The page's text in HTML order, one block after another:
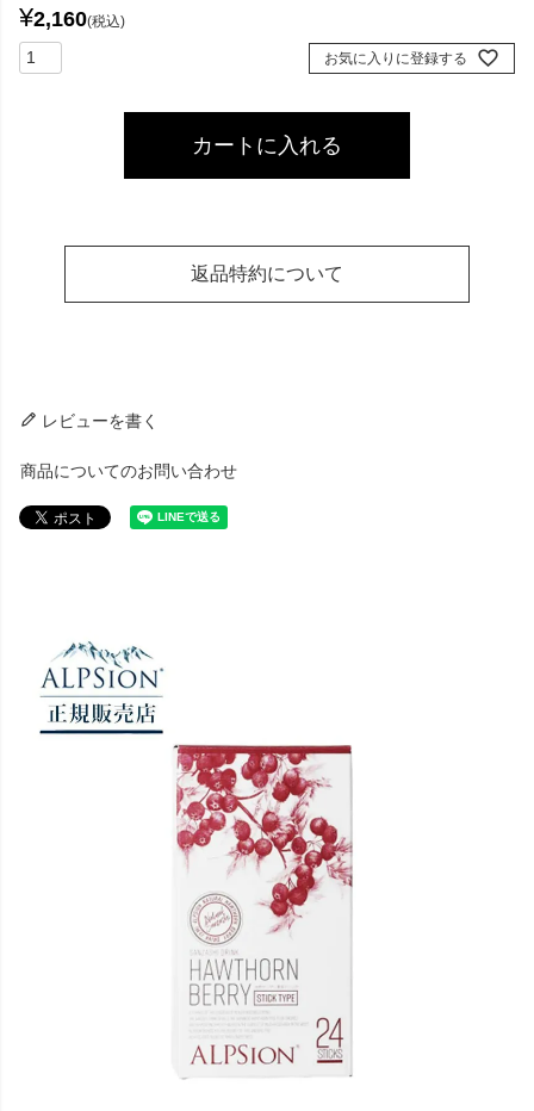
¥2,160 税込
お気に入りに登録する
カートに入れる
返品特約について
レビューを書く
商品についてのお問い合わせ